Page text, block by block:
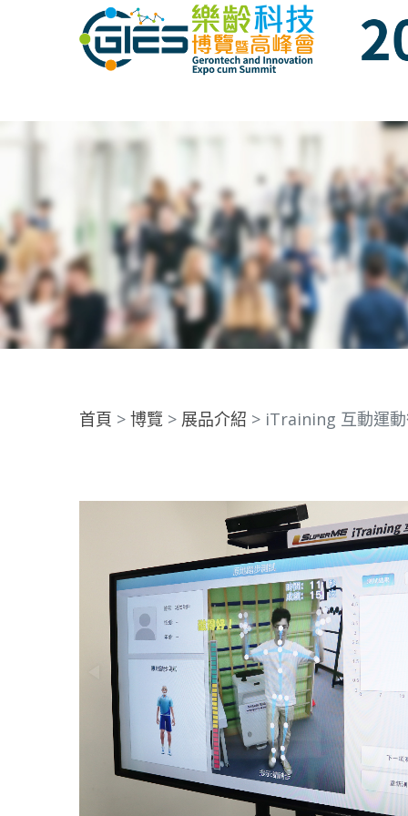
Date: Expo: 2-5 Nov 2022, Venue: Hall 1A-
首頁 博覽 展品介紹 iTraining 互動運